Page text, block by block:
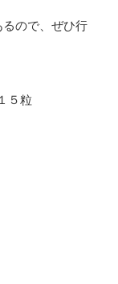
ので、ぜひ行
５粒